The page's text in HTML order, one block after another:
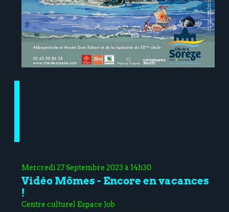
Mercredi 27 Septembre 2023 à 14h30
Vidéo Mômes - Encore en vacances
!
Centre culturel Espace Job